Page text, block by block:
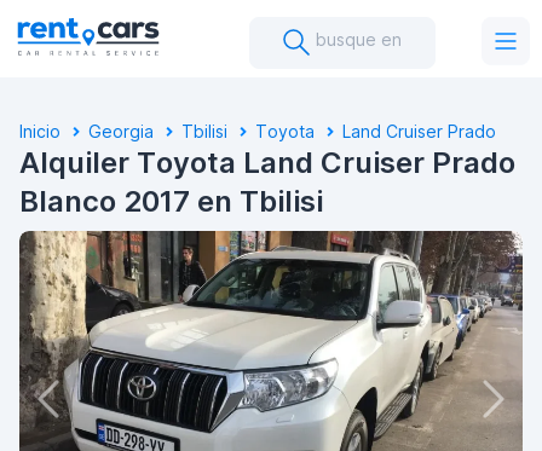
busque en
Inicio Georgia Tbilisi Toyota Land Cruiser Prado
Alquiler Toyota Land Cruiser Prado
Blanco 2017 en Tbilisi